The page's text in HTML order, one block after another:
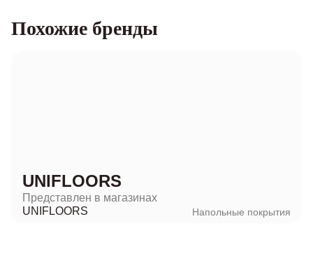
Похожие бренды
UNIFLOORS
Представлен в магазинах
UNIFLOORS
Напольные покрытия